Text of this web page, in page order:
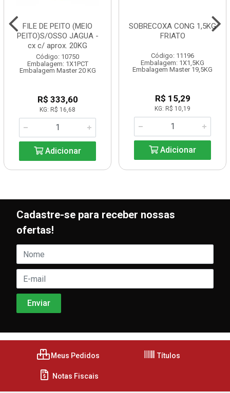
FILE DE PEITO (MEIO
PEITO)S/OSSO JAGUA -
cx c/ aprox. 20KG
Código: 10750
Embalagem: 1X1PCT
Embalagem Master 20 KG
R$ 333,60
KG: R$ 16,68
Adicionar
SOBRECOXA CONG 1,5KG
FRIATO
Código: 11196
Embalagem: 1X1,5KG
Embalagem Master 19,5KG
R$ 15,29
KG: R$ 10,19
Adicionar
Cadastre-se para receber nossas
ofertas!
Meus Pedidos Títulos
Notas Fiscais